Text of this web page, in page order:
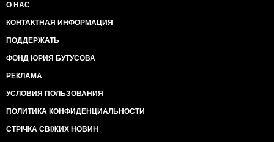
О НАС
КОНТАКТНАЯ ИНФОРМАЦИЯ
ПОДДЕРЖАТЬ
ФОНД ЮРИЯ БУТУСОВА
РЕКЛАМА
УСЛОВИЯ ПОЛЬЗОВАНИЯ
ПОЛИТИКА КОНФИДЕНЦИАЛЬНОСТИ
СТРІЧКА СВІЖИХ НОВИН